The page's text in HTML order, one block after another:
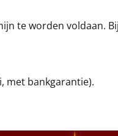
te worden voldaan.
met bankgarantie).